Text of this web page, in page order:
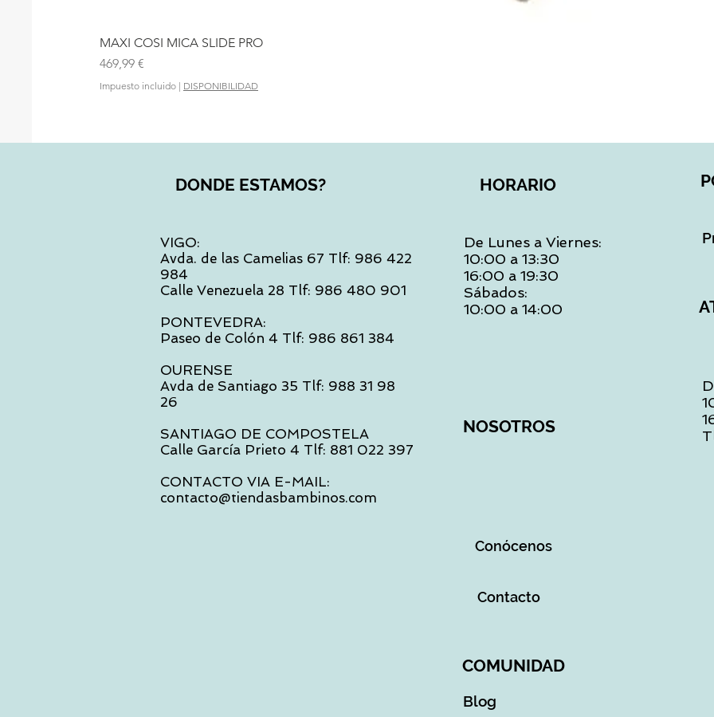
MAXI COSI MICA SLIDE PRO
Precio
469,99 €
Impuesto incluido | DISPONIBILIDAD
DONDE ESTAMOS?
VIGO:
Avda. de las Camelias 67 Tlf: 986 422
984
Calle Venezuela 28 Tlf: 986 480 901
PONTEVEDRA:
Paseo de Colón 4 Tlf: 986 861 384
OURENSE
Avda de Santiago 35 Tlf: 988 31 98
26
SANTIAGO DE COMPOSTELA
Calle García Prieto 4 Tlf: 881 022 397
CONTACTO VIA E-MAIL:
contacto@tiendasbambinos.com
HORARIO
De Lunes a Viernes:
10:00 a 13:30
16:00 a 19:30
Sábados:
10:00 a 14:00
NOSOTROS
Conócenos
Contacto
COMUNIDAD
Blog